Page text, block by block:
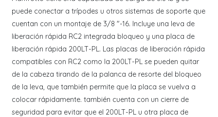
puede conectar a trípodes u otros sistemas de soporte que
cuentan con un montaje de 3/8 "-16. Incluye una leva de
liberación rápida RC2 integrada bloqueo y una placa de
liberación rápida 200LT-PL. Las placas de liberación rápida
compatibles con RC2 como la 200LT-PL se pueden quitar
de la cabeza tirando de la palanca de resorte del bloqueo
de la leva, que también permite que la placa se vuelva a
colocar rápidamente. también cuenta con un cierre de
seguridad para evitar que el 200LT-PL u otra placa de